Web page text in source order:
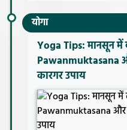
योगा
Yoga Tips: मानसून में
Pawanmuktasana
कारगर उपाय